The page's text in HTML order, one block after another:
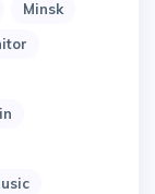
Minsk